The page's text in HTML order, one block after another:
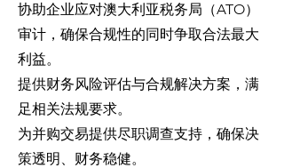
协助企业应对澳大利亚税务局（ATO）
审计，确保合规性的同时争取合法最大
利益。
提供财务风险评估与合规解决方案，满
足相关法规要求。
为并购交易提供尽职调查支持，确保决
策透明、财务稳健。